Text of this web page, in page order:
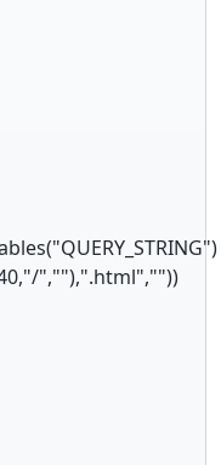
",""),".html",""))